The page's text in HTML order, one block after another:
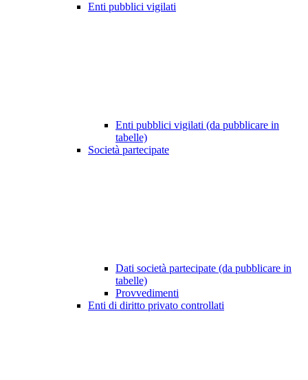
Enti pubblici vigilati
Enti pubblici vigilati (da pubblicare in
tabelle)
Società partecipate
Dati società partecipate (da pubblicare in
tabelle)
Provvedimenti
Enti di diritto privato controllati